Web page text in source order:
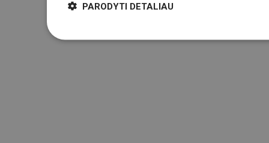
PARODYTI DETALIAU